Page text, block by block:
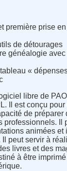
première prise
de détourages
généalogie
«
libre de
Il est conçu
de préparer
professionnels. Il
animées et
Il peut servir à
livres et des
à être